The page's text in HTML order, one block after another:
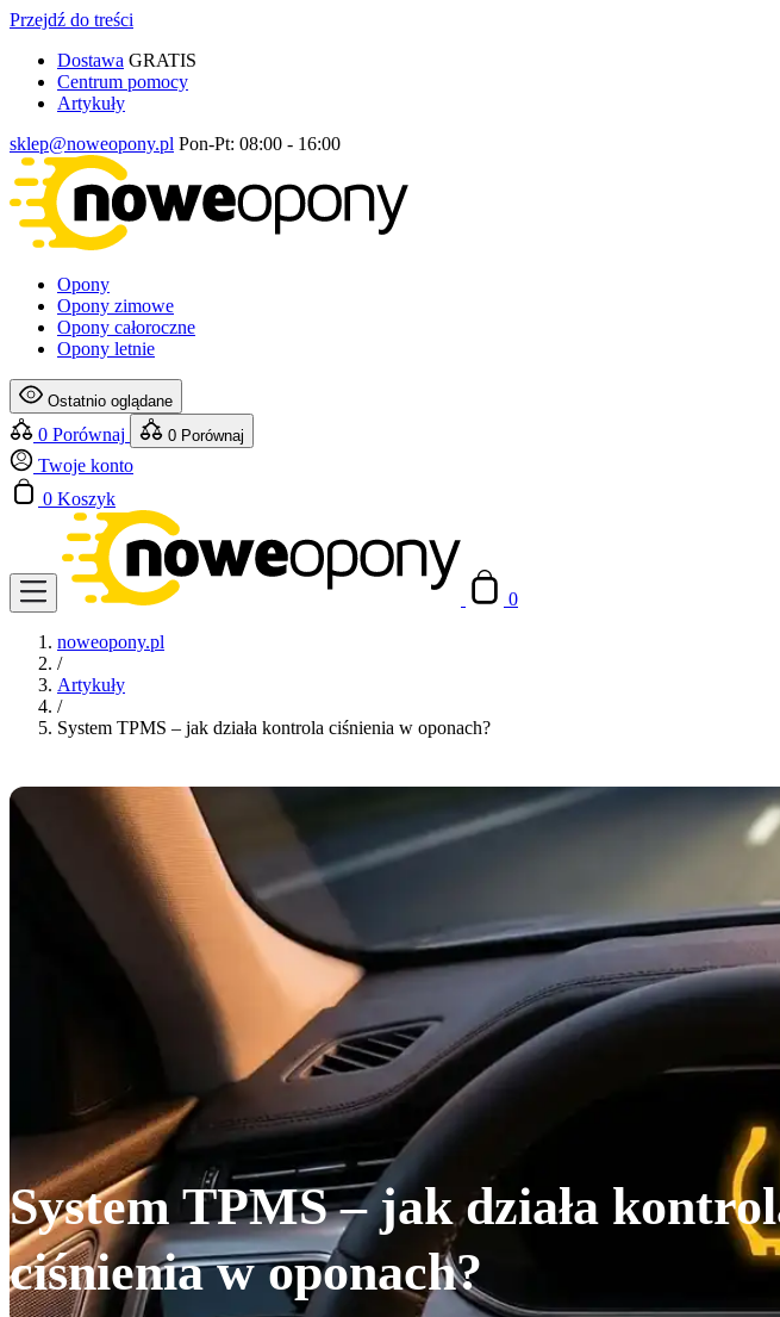
Przejdź do treści
Dostawa GRATIS
Centrum pomocy
Artykuły
sklep@noweopony.pl Pon-Pt: 08:00 - 16:00
Opony
Opony zimowe
Opony całoroczne
Opony letnie
Ostatnio oglądane
0 Porównaj 0 Porównaj
Twoje konto
0 Koszyk
0
noweopony.pl
/
Artykuły
/
System TPMS – jak działa kontrola ciśnienia w oponach?
System TPMS – jak działa
ciśnienia w oponach?